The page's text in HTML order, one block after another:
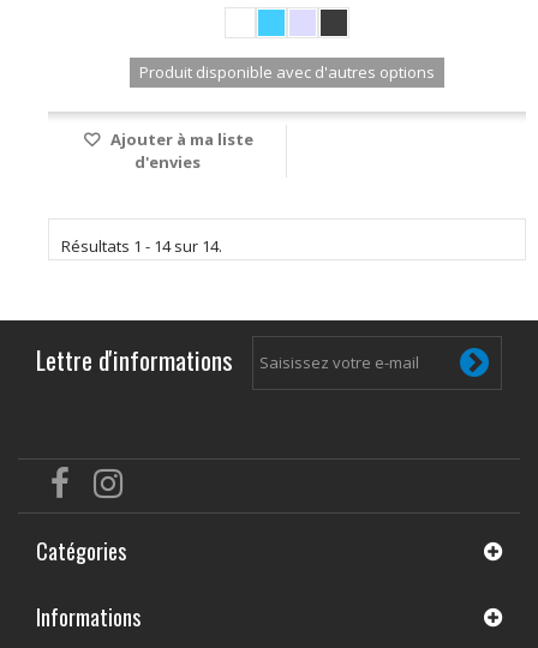
Produit disponible avec d'autres options
Ajouter à ma liste
d'envies
Résultats 1 - 14 sur 14.
Lettre d'informations
Catégories
Informations